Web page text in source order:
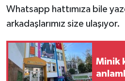
Whatsapp hattımıza bile
arkadaşlarımız size ulaşıyor.
Minik